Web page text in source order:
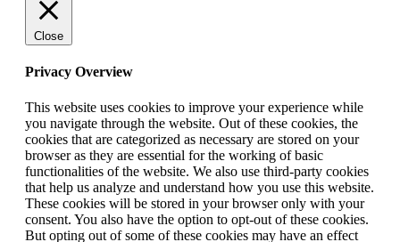
Close
Privacy Overview
This website uses cookies to improve your experience while
you navigate through the website. Out of these cookies, the
cookies that are categorized as necessary are stored on your
browser as they are essential for the working of basic
functionalities of the website. We also use third-party cookies
that help us analyze and understand how you use this website.
These cookies will be stored in your browser only with your
consent. You also have the option to opt-out of these cookies.
But opting out of some of these cookies may have an effect